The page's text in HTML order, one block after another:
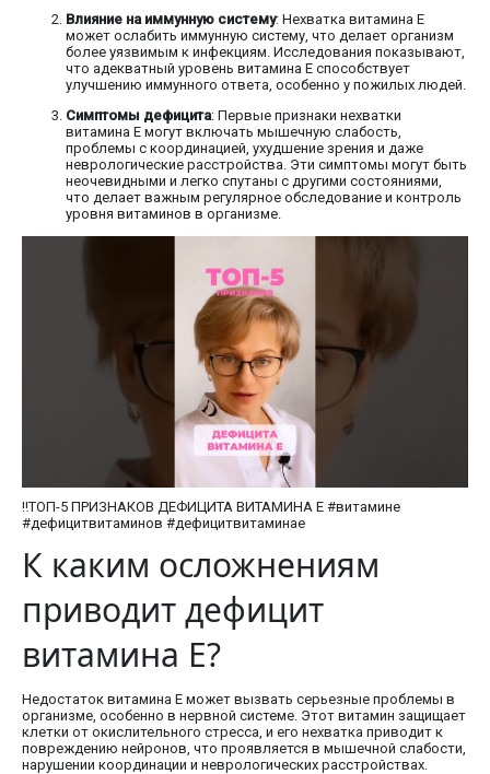
Влияние на иммунную систему: Нехватка витамина Е
может ослабить иммунную систему, что делает организм
более уязвимым к инфекциям. Исследования показывают,
что адекватный уровень витамина Е способствует
улучшению иммунного ответа, особенно у пожилых людей.
Симптомы дефицита: Первые признаки нехватки
витамина Е могут включать мышечную слабость,
проблемы с координацией, ухудшение зрения и даже
неврологические расстройства. Эти симптомы могут быть
неочевидными и легко спутаны с другими состояниями,
что делает важным регулярное обследование и контроль
уровня витаминов в организме.
‼️ТОП-5 ПРИЗНАКОВ ДЕФИЦИТА ВИТАМИНА Е #витамине
#дефицитвитаминов #дефицитвитаминае
К каким осложнениям
приводит дефицит
витамина E?
Недостаток витамина E может вызвать серьезные проблемы в
организме, особенно в нервной системе. Этот витамин защищает
клетки от окислительного стресса, и его нехватка приводит к
повреждению нейронов, что проявляется в мышечной слабости,
нарушении координации и неврологических расстройствах.